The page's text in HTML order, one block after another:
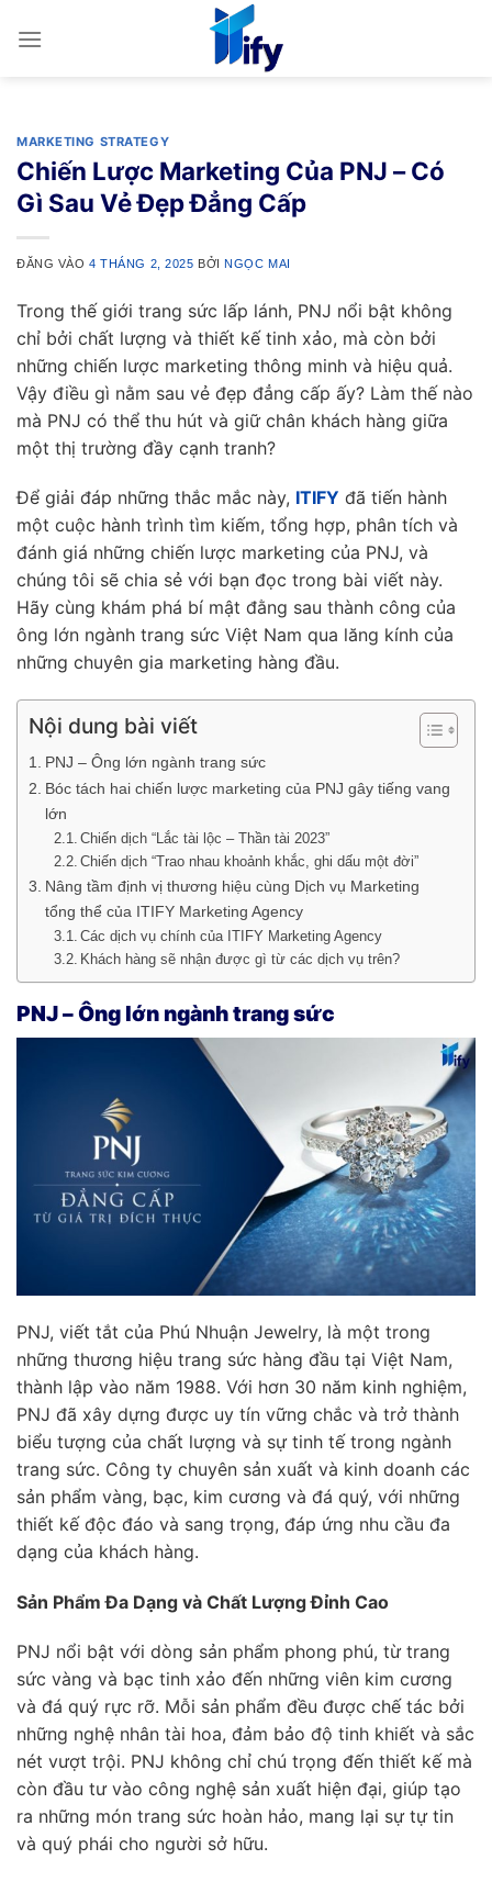
qua
MARKETING STRATEGY
Chiến Lược Marketing Của PNJ – Có
Gì Sau Vẻ Đẹp Đẳng Cấp
ĐĂNG VÀO4 THÁNG 2, 2025 BỞINGỌC MAI
Trong thế giới trang sức lấp lánh, PNJ nổi bật không
chỉ bởi chất lượng và thiết kế tinh xảo, mà còn bởi
những chiến lược marketing thông minh và hiệu quả.
Vậy điều gì nằm sau vẻ đẹp đẳng cấp ấy? Làm thế nào
mà PNJ có thể thu hút và giữ chân khách hàng giữa
một thị trường đầy cạnh tranh?
Để giải đáp những thắc mắc này, ITIFY đã tiến hành
một cuộc hành trình tìm kiếm, tổng hợp, phân tích và
đánh giá những chiến lược marketing của PNJ, và
chúng tôi sẽ chia sẻ với bạn đọc trong bài viết này.
Hãy cùng khám phá bí mật đằng sau thành công của
ông lớn ngành trang sức Việt Nam qua lăng kính của
những chuyên gia marketing hàng đầu.
Nội dung bài viết
PNJ – Ông lớn ngành trang sức
Bóc tách hai chiến lược marketing của PNJ gây tiếng vang
lớn
Chiến dịch “Lắc tài lộc – Thần tài 2023”
Chiến dịch “Trao nhau khoảnh khắc, ghi dấu một đời”
Nâng tầm định vị thương hiệu cùng Dịch vụ Marketing
tổng thể của ITIFY Marketing Agency
Các dịch vụ chính của ITIFY Marketing Agency
Khách hàng sẽ nhận được gì từ các dịch vụ trên?
PNJ – Ông lớn ngành trang sức
PNJ, viết tắt của Phú Nhuận Jewelry, là một trong
những thương hiệu trang sức hàng đầu tại Việt Nam,
thành lập vào năm 1988. Với hơn 30 năm kinh nghiệm,
PNJ đã xây dựng được uy tín vững chắc và trở thành
biểu tượng của chất lượng và sự tinh tế trong ngành
trang sức. Công ty chuyên sản xuất và kinh doanh các
sản phẩm vàng, bạc, kim cương và đá quý, với những
thiết kế độc đáo và sang trọng, đáp ứng nhu cầu đa
dạng của khách hàng.
Sản Phẩm Đa Dạng và Chất Lượng Đỉnh Cao
PNJ nổi bật với dòng sản phẩm phong phú, từ trang
sức vàng và bạc tinh xảo đến những viên kim cương
và đá quý rực rỡ. Mỗi sản phẩm đều được chế tác bởi
những nghệ nhân tài hoa, đảm bảo độ tinh khiết và sắc
nét vượt trội. PNJ không chỉ chú trọng đến thiết kế mà
còn đầu tư vào công nghệ sản xuất hiện đại, giúp tạo
ra những món trang sức hoàn hảo, mang lại sự tự tin
và quý phái cho người sở hữu.